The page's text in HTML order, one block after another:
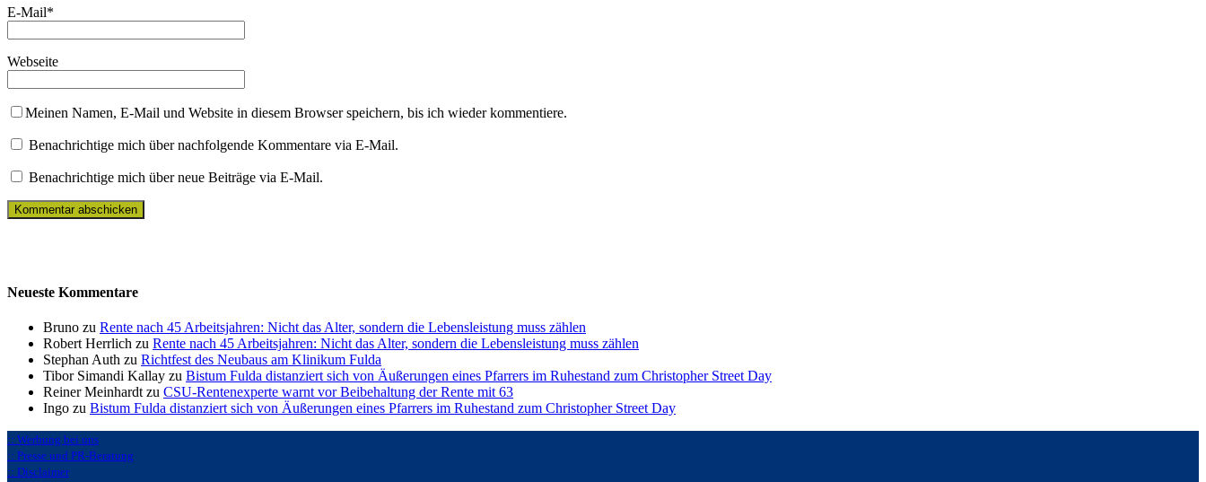
E-Mail*
Webseite
Meinen Namen, E-Mail und Website in diesem Browser speichern, bis ich wieder kommentiere.
Benachrichtige mich über nachfolgende Kommentare via E-Mail.
Benachrichtige mich über neue Beiträge via E-Mail.
Neueste Kommentare
Bruno zu Rente nach 45 Arbeitsjahren: Nicht das Alter, sondern die Lebensleistung muss zählen
Robert Herrlich zu Rente nach 45 Arbeitsjahren: Nicht das Alter, sondern die Lebensleistung muss zählen
Stephan Auth zu Richtfest des Neubaus am Klinikum Fulda
Tibor Simandi Kallay zu Bistum Fulda distanziert sich von Äußerungen eines Pfarrers im Ruhestand zum Christopher Street Day
Reiner Meinhardt zu CSU-Rentenexperte warnt vor Beibehaltung der Rente mit 63
Ingo zu Bistum Fulda distanziert sich von Äußerungen eines Pfarrers im Ruhestand zum Christopher Street Day
:: Werbung bei uns
:: Presse und PR-Beratung
:: Disclaimer